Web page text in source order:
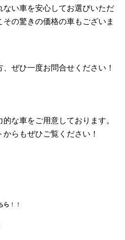
ない車を安心してお選びいただ
の驚きの価格の車もございま
ぜひ一度お問合せください！
な車をご用意しております。
らもぜひご覧ください！
ら ！！